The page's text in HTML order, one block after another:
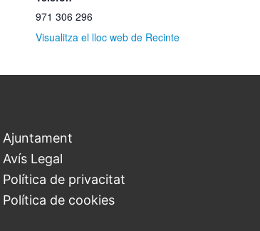
971 306 296
Visualitza el lloc web de Recinte
Ajuntament
Avís Legal
Política de privacitat
Política de cookies